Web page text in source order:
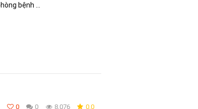
bệnh ...
0 0 8,076 0.0